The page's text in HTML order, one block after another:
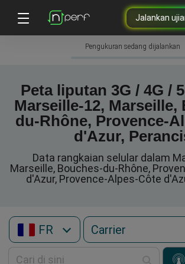
Jalankan
Pengukuran sedang dijalankan
Peta liputan 3G / 4G /
Marseille-12, Marseille,
du-Rhône, Provence-
d'Azur,
Data rangkaian selular dalam
Marseille, Bouches-du-Rhône,
d'Azur, Provence-Alpes-Côte
FR